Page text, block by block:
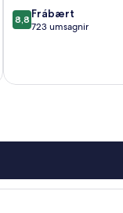
Toyako
8.8
af
umsagnir
8,8 Frábært
723 umsagnir